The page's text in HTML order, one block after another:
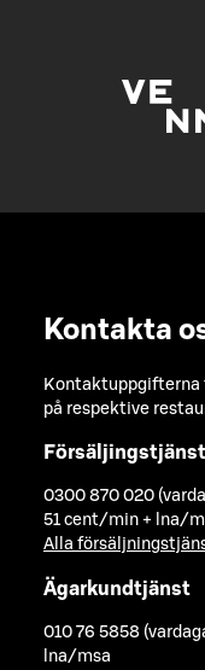
Kontakta
Kontaktuppgifterna
på respektive
0300 870 020
51 cent/min + lna/
Alla
Ägarkundtjänst
010 76 5858
lna/msa